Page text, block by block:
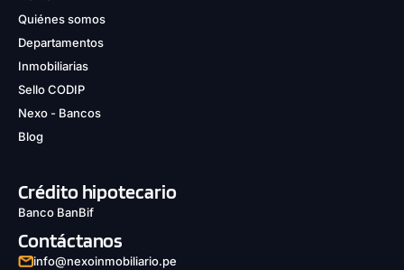
Quiénes somos
Departamentos
Inmobiliarias
Sello CODIP
Nexo - Bancos
Blog
Crédito hipotecario
Banco BanBif
Contáctanos
info@nexoinmobiliario.pe